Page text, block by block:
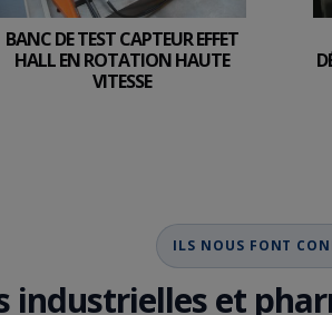
BANC DE TEST CAPTEUR EFFET
HALL EN ROTATION HAUTE
VITESSE
ILS NOUS FONT
industrielles et